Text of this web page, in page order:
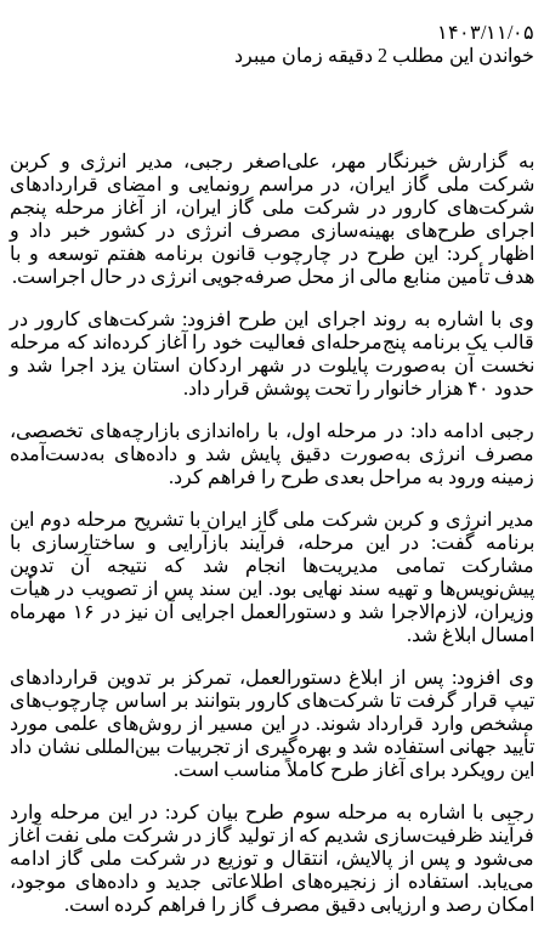
۱۴۰۳/۱۱/۰۵
خواندن این مطلب 2 دقیقه زمان میبرد
به گزارش خبرنگار مهر، علی‌اصغر رجبی، مدیر انرژی و کربن
شرکت ملی گاز ایران، در مراسم رونمایی و امضای قراردادهای
شرکت‌های کارور در شرکت ملی گاز ایران، از آغاز مرحله پنجم
اجرای طرح‌های بهینه‌سازی مصرف انرژی در کشور خبر داد و
اظهار کرد: این طرح در چارچوب قانون برنامه هفتم توسعه و با
هدف تأمین منابع مالی از محل صرفه‌جویی انرژی در حال اجراست.
وی با اشاره به روند اجرای این طرح افزود: شرکت‌های کارور در
قالب یک برنامه پنج‌مرحله‌ای فعالیت خود را آغاز کرده‌اند که مرحله
نخست آن به‌صورت پایلوت در شهر اردکان استان یزد اجرا شد و
حدود ۴۰ هزار خانوار را تحت پوشش قرار داد.
رجبی ادامه داد: در مرحله اول، با راه‌اندازی بازارچه‌های تخصصی،
مصرف انرژی به‌صورت دقیق پایش شد و داده‌های به‌دست‌آمده
زمینه ورود به مراحل بعدی طرح را فراهم کرد.
مدیر انرژی و کربن شرکت ملی گاز ایران با تشریح مرحله دوم این
برنامه گفت: در این مرحله، فرآیند بازآرایی و ساختارسازی با
مشارکت تمامی مدیریت‌ها انجام شد که نتیجه آن تدوین
پیش‌نویس‌ها و تهیه سند نهایی بود. این سند پس از تصویب در هیأت
وزیران، لازم‌الاجرا شد و دستورالعمل اجرایی آن نیز در ۱۶ مهرماه
امسال ابلاغ شد.
وی افزود: پس از ابلاغ دستورالعمل، تمرکز بر تدوین قراردادهای
تیپ قرار گرفت تا شرکت‌های کارور بتوانند بر اساس چارچوب‌های
مشخص وارد قرارداد شوند. در این مسیر از روش‌های علمی مورد
تأیید جهانی استفاده شد و بهره‌گیری از تجربیات بین‌المللی نشان داد
این رویکرد برای آغاز طرح کاملاً مناسب است.
رجبی با اشاره به مرحله سوم طرح بیان کرد: در این مرحله وارد
فرآیند ظرفیت‌سازی شدیم که از تولید گاز در شرکت ملی نفت آغاز
می‌شود و پس از پالایش، انتقال و توزیع در شرکت ملی گاز ادامه
می‌یابد. استفاده از زنجیره‌های اطلاعاتی جدید و داده‌های موجود،
امکان رصد و ارزیابی دقیق مصرف گاز را فراهم کرده است.